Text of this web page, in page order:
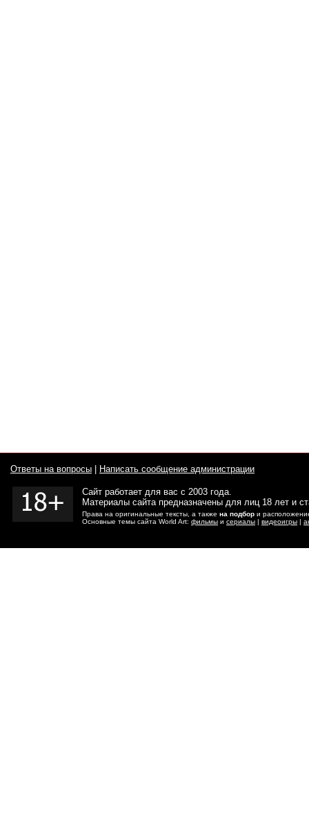
Ответы на вопросы Написать сообщение администрации
Сайт работает для вас с 2003 года.
Материалы сайта предназначены для лиц 18 лет и
Права на оригинальные тексты, а также на подбор и
Основные темы сайта World Art: фильмы и сериалы | видеоигры |